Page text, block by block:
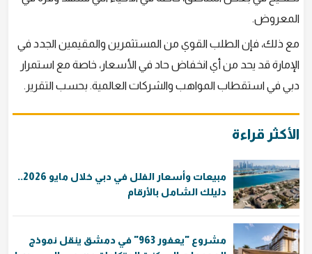
المعروض.
مع ذلك، فإن الطلب القوي من المستثمرين والمقيمين الجدد في
الإمارة قد يحد من أي انخفاض حاد في الأسعار، خاصة مع استمرار
دبي في استقطاب المواهب والشركات العالمية. بحسب التقرير.
الأكثر قراءة
مبيعات وأسعار الفلل في دبي خلال مايو 2026..
دليلك الشامل بالأرقام
مشروع "يعفور 963" في دمشق ينقل نموذج